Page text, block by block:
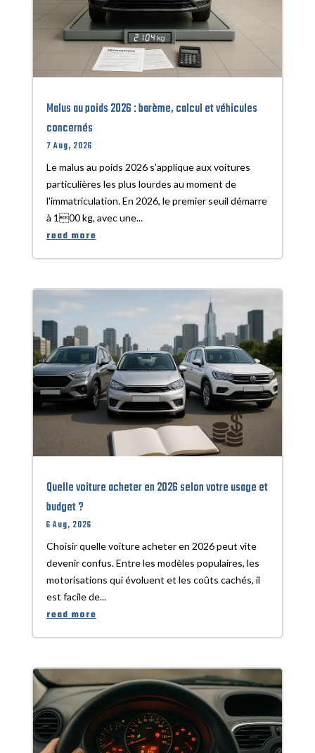
Malus au poids 2026 : barème, calcul et véhicules
concernés
7 Aug, 2026
Le malus au poids 2026 s'applique aux voitures
particulières les plus lourdes au moment de
l'immatriculation. En 2026, le premier seuil démarre
à 100 kg, avec une...
read more
Quelle voiture acheter en 2026 selon votre usage et
budget ?
6 Aug, 2026
Choisir quelle voiture acheter en 2026 peut vite
devenir confus. Entre les modèles populaires, les
motorisations qui évoluent et les coûts cachés, il
est facile de...
read more